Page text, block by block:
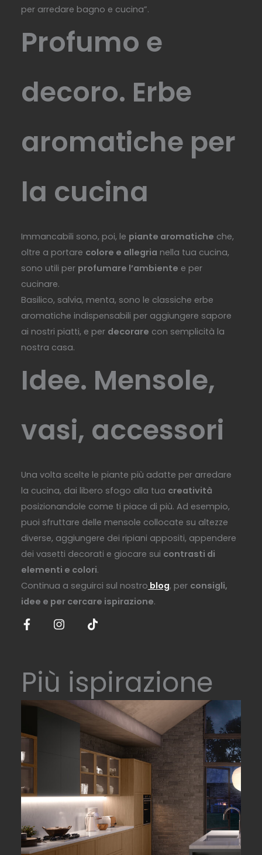
per arredare bagno e cucina”.
Profumo e
decoro. Erbe
aromatiche per
la cucina
Immancabili sono, poi, le piante aromatiche che,
oltre a portare colore e allegria nella tua cucina,
sono utili per profumare l’ambiente e per
cucinare.
Basilico, salvia, menta, sono le classiche erbe
aromatiche indispensabili per aggiungere sapore
ai nostri piatti, e per decorare con semplicità la
nostra casa.
Idee. Mensole,
vasi, accessori
Una volta scelte le piante più adatte per arredare
la cucina, dai libero sfogo alla tua creatività
posizionandole come ti piace di più. Ad esempio,
puoi sfruttare delle mensole collocate su altezze
diverse, aggiungere dei ripiani appositi, appendere
dei vasetti decorati e giocare sui contrasti di
elementi e colori.
Continua a seguirci sul nostro blog, per consigli,
idee e per cercare ispirazione.
Più ispirazione